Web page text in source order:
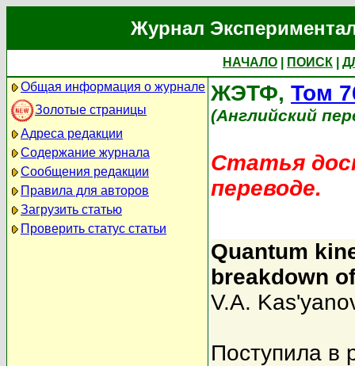
Журнал
НАЧАЛО ПОИСК
Общая информация о журнале
Золотые страницы
Адреса редакции
Содержание журнала
Сообщения редакции
Правила для авторов
Загрузить статью
Проверить статус статьи
ЖЭТФ, Том
(Английский
Статья
переводе.
Quantum
breakdown
V.A.
Поступила в